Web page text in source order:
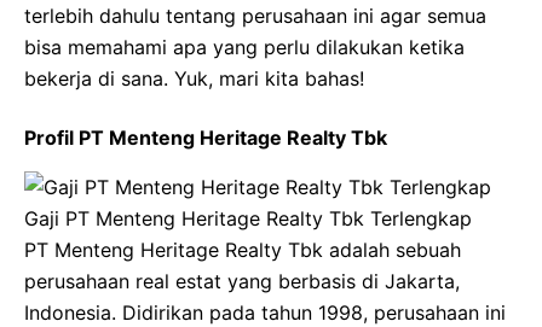
terlebih dahulu tentang perusahaan ini agar semua
bisa memahami apa yang perlu dilakukan ketika
bekerja di sana. Yuk, mari kita bahas!
Profil PT Menteng Heritage Realty Tbk
Gaji PT Menteng Heritage Realty Tbk Terlengkap
PT Menteng Heritage Realty Tbk adalah sebuah
perusahaan real estat yang berbasis di Jakarta,
Indonesia. Didirikan pada tahun 1998, perusahaan ini